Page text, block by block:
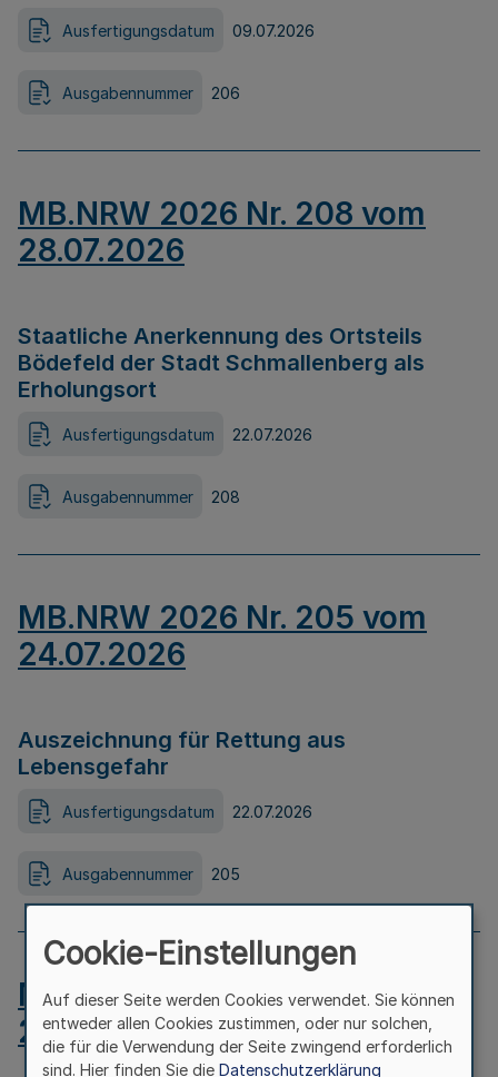
Ausfertigungsdatum 09.07.2026
Ausgabennummer 206
MB.NRW 2026 Nr. 208 vom
28.07.2026
Staatliche Anerkennung des Ortsteils
Bödefeld der Stadt Schmallenberg als
Erholungsort
Ausfertigungsdatum 22.07.2026
Ausgabennummer 208
MB.NRW 2026 Nr. 205 vom
24.07.2026
Auszeichnung für Rettung aus
Lebensgefahr
Ausfertigungsdatum 22.07.2026
Ausgabennummer 205
MB.NRW 2026 Nr. 204 vom
24.07.2026
Cookie-Einstellungen
Auf dieser Seite werden Cookies verwendet. Sie können
entweder allen Cookies zustimmen, oder nur solchen,
die für die Verwendung der Seite zwingend erforderlich
sind. Hier finden Sie die Datenschutzerklärung